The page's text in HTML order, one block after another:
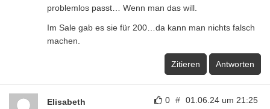
problemlos passt… Wenn man das will.
Im Sale gab es sie für 200…da kann man nichts falsch
machen.
Zitieren Antworten
0 # 01.06.24 um 21:25
Elisabeth